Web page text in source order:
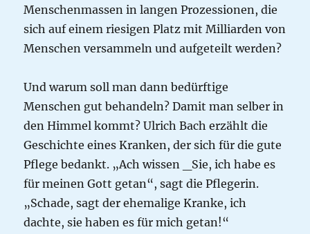
Menschenmassen in langen Prozessionen, die
sich auf einem riesigen Platz mit Milliarden von
Menschen versammeln und aufgeteilt werden?
Und warum soll man dann bedürftige
Menschen gut behandeln? Damit man selber in
den Himmel kommt? Ulrich Bach erzählt die
Geschichte eines Kranken, der sich für die gute
Pflege bedankt. „Ach wissen _Sie, ich habe es
für meinen Gott getan“, sagt die Pflegerin.
„Schade, sagt der ehemalige Kranke, ich
dachte, sie haben es für mich getan!“